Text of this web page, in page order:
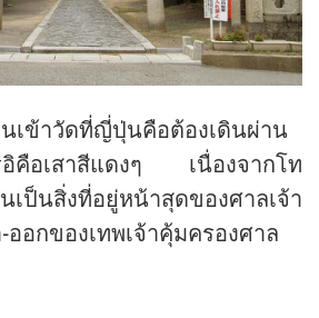
นเข้าวัดที่ญี่ปุ่นคือต้องเดินผ่าน
คือเสาสีแดงๆ เนื่องจากโท
ป็นสิ่งที่อยู่หน้าสุดของศาลเจ้า
ออกของเทพเจ้าคุ้มครองศาล